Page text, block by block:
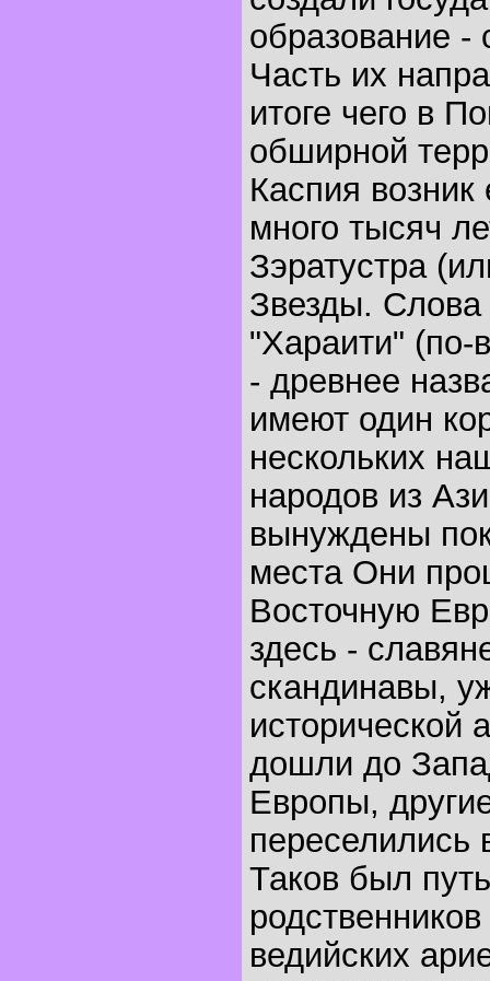
образование -
Часть их
итоге чего в
обширной
Каспия
много тысяч
Зэратустра
Звезды.
"Хараити" (по-
- древнее
имеют один
нескольких
народов из
вынуждены
места Они
Восточную
здесь -
скандинавы,
дошли до
Европы,
Таков был
ведийских